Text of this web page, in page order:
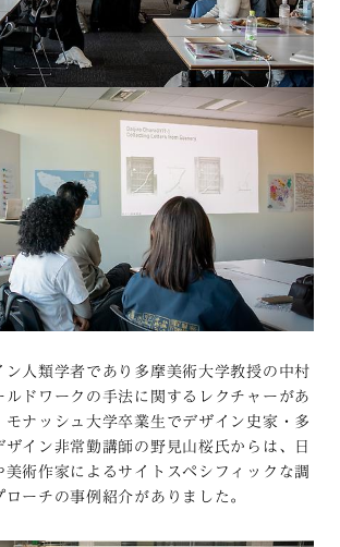
ン人類学者であり多摩美術大学教授の中村
ルドワークの手法に関するレクチャーがあ
モナッシュ大学卒業生でデザイン史家・多
ザイン非常勤講師の野見山桜氏からは、日
美術作家によるサイトスペシフィックな調
ーチの事例紹介がありました。